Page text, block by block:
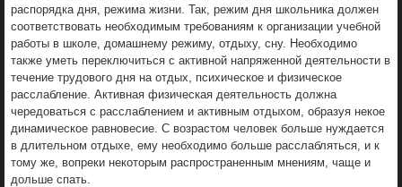
распорядка дня, режима жизни. Так, режим дня школьника должен
соответствовать необходимым требованиям к организации учебной
работы в школе, домашнему режиму, отдыху, сну. Необходимо
также уметь переключиться с активной напряженной деятельности в
течение трудового дня на отдых, психическое и физическое
расслабление. Активная физическая деятельность должна
чередоваться с расслаблением и активным отдыхом, образуя некое
динамическое равновесие. С возрастом человек больше нуждается
в длительном отдыхе, ему необходимо больше расслабляться, и к
тому же, вопреки некоторым распространенным мнениям, чаще и
дольше спать.